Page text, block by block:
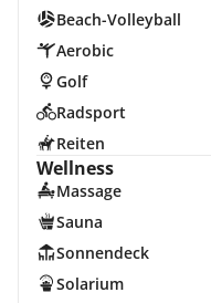
Beach-Volleyball
Aerobic
Golf
Radsport
Reiten
Wellness
Massage
Sauna
Sonnendeck
Solarium